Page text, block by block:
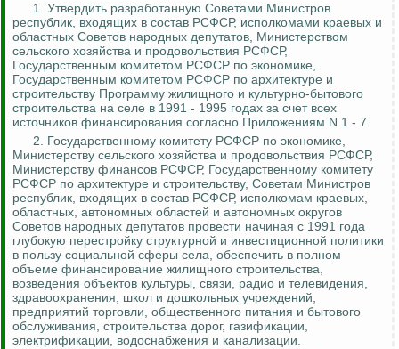
1. Утвердить разработанную Советами Министров
республик, входящих в состав РСФСР, исполкомами краевых и
областных Советов народных депутатов, Министерством
сельского хозяйства и продовольствия РСФСР,
Государственным комитетом РСФСР по экономике,
Государственным комитетом РСФСР по архитектуре и
строительству Программу жилищного и культурно-бытового
строительства на селе в 1991 - 1995 годах за счет всех
источников финансирования согласно Приложениям N 1 - 7.
2. Государственному комитету РСФСР по экономике,
Министерству сельского хозяйства и продовольствия РСФСР,
Министерству финансов РСФСР, Государственному комитету
РСФСР по архитектуре и строительству, Советам Министров
республик, входящих в состав РСФСР, исполкомам краевых,
областных, автономных областей и автономных округов
Советов народных депутатов провести начиная с 1991 года
глубокую перестройку структурной и инвестиционной политики
в пользу социальной сферы села, обеспечить в полном
объеме финансирование жилищного строительства,
возведения объектов культуры, связи, радио и телевидения,
здравоохранения, школ и дошкольных учреждений,
предприятий торговли, общественного питания и бытового
обслуживания, строительства дорог, газификации,
электрификации, водоснабжения и канализации.